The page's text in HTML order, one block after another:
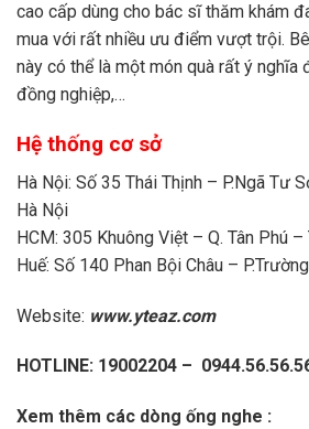
cao cấp dùng cho bác sĩ thăm khám
mua với rất nhiều ưu điểm vượt trội.
này có thể là một món quà rất ý nghĩa
đồng nghiệp,…
Hệ thống cơ sở
Hà Nội: Số 35 Thái Thịnh – P.Ngã Tư
Hà Nội
HCM: 305 Khuông Việt – Q. Tân Phú –
Huế: Số 140 Phan Bội Châu –
Website: www.yteaz.com
HOTLINE: 19002204 –
Xem thêm các dòng ống nghe :